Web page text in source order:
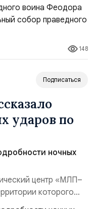
(2001–2006
ВМФ России
148
Подписаться
ударов по
ночных
центр «МЛП–
которого
а также запуск с